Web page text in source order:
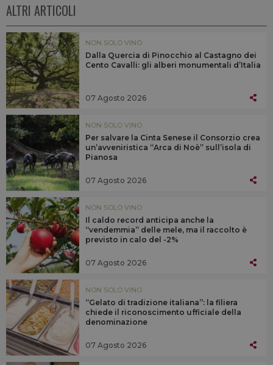
ALTRI ARTICOLI
NON SOLO VINO
Dalla Quercia di Pinocchio al Castagno dei
Cento Cavalli: gli alberi monumentali d’Italia
07 Agosto 2026
NON SOLO VINO
Per salvare la Cinta Senese il Consorzio crea
un’avveniristica “Arca di Noè” sull’isola di
Pianosa
07 Agosto 2026
NON SOLO VINO
Il caldo record anticipa anche la
“vendemmia” delle mele, ma il raccolto è
previsto in calo del -2%
07 Agosto 2026
NON SOLO VINO
“Gelato di tradizione italiana”: la filiera
chiede il riconoscimento ufficiale della
denominazione
07 Agosto 2026